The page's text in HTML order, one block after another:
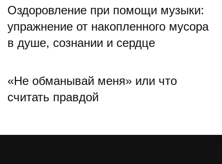
Оздоровление при помощи музыки:
упражнение от накопленного мусора
в душе, сознании и сердце
«Не обманывай меня» или что
считать правдой